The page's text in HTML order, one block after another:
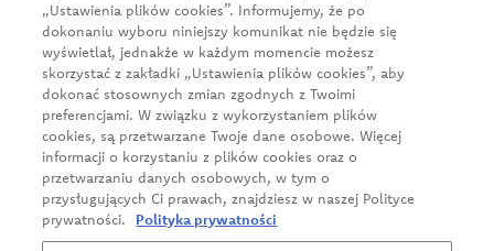
Nasze produkty
Klient biznesowy
Zrównoważony rozwój
Kariera
Kontakt
„Ustawienia plików cookies”. Informujemy, że po
dokonaniu wyboru niniejszy komunikat nie będzie się
wyświetlał, jednakże w każdym momencie możesz
skorzystać z zakładki „Ustawienia plików cookies”, aby
dokonać stosownych zmian zgodnych z Twoimi
preferencjami. W związku z wykorzystaniem plików
cookies, są przetwarzane Twoje dane osobowe. Więcej
informacji o korzystaniu z plików cookies oraz o
przetwarzaniu danych osobowych, w tym o
przysługujących Ci prawach, znajdziesz w naszej Polityce
prywatności.
Polityka prywatności